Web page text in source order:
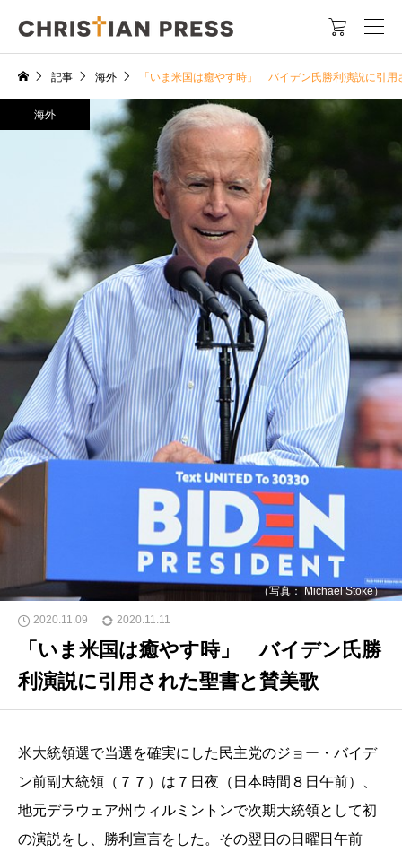

記事 海外 「いま米国は癒やす時」 バイデン氏勝利演説に引用
（写真： Michael Stoke）
海外
2020.11.09 2020.11.11
「いま米国は癒やす時」 バイデン氏勝
利演説に引用された聖書と賛美歌
米大統領選で当選を確実にした民主党のジョー・バイデ
ン前副大統領（７７）は７日夜（日本時間８日午前）、
地元デラウェア州ウィルミントンで次期大統領として初
の演説をし、勝利宣言をした。その翌日の日曜日午前